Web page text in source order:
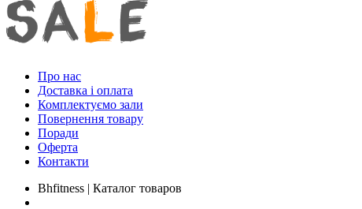
Про нас
Доставка і оплата
Комплектуємо зали
Повернення товару
Поради
Оферта
Контакти
Bhfitness | Каталог товаров